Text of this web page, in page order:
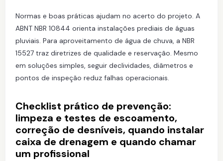
Normas e boas práticas ajudam no acerto do projeto. A
ABNT NBR 10844 orienta instalações prediais de águas
pluviais. Para aproveitamento de água de chuva, a NBR
15527 traz diretrizes de qualidade e reservação. Mesmo
em soluções simples, seguir declividades, diâmetros e
pontos de inspeção reduz falhas operacionais.
Checklist prático de prevenção:
limpeza e testes de escoamento,
correção de desníveis, quando instalar
caixa de drenagem e quando chamar
um profissional